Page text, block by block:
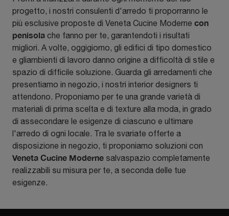
progetto, i nostri consulenti d'arredo ti proporranno le
più esclusive proposte di Veneta Cucine Moderne con
penisola che fanno per te, garantendoti i risultati
migliori. A volte, oggigiorno, gli edifici di tipo domestico
e gliambienti di lavoro danno origine a difficoltà di stile e
spazio di difficile soluzione. Guarda gli arredamenti che
presentiamo in negozio, i nostri interior designers ti
attendono. Proponiamo per te una grande varietà di
materiali di prima scelta e di texture alla moda, in grado
di assecondare le esigenze di ciascuno e ultimare
l'arredo di ogni locale. Tra le svariate offerte a
disposizione in negozio, ti proponiamo soluzioni con
Veneta Cucine Moderne salvaspazio completamente
realizzabili su misura per te, a seconda delle tue
esigenze.